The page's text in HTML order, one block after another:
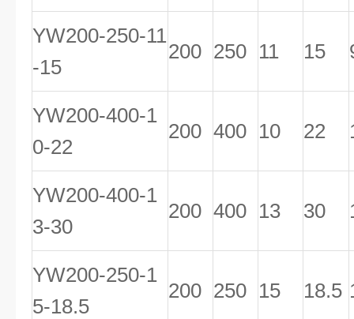
YW200-250-11
-15
200 250 11 15
YW200-400-1
0-22
200 400 10 22
YW200-400-1
3-30
200 400 13 30
YW200-250-1
5-18.5
200 250 15 18.5